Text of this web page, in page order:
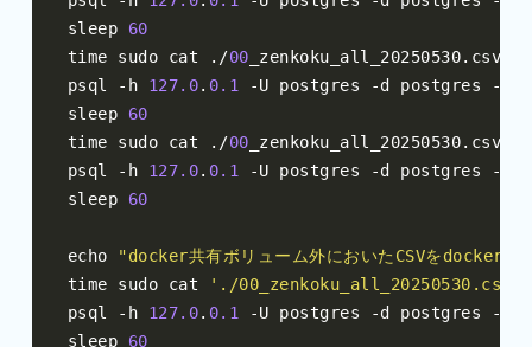
sleep 60
time sudo cat
./00 _zenkoku_all_20250530. csv
psql
- h 127.0. 0.1 -U postgres -d postgres -
sleep 60
time sudo cat
./00 _zenkoku_all_20250530. csv
psql
- h 127.0. 0.1 -U postgres -d postgres -
sleep 60
echo
"docker共有ボリューム外においたCSVをdocker
time sudo cat
'./00_zenkoku_all_20250530.csv'
psql
- h 127.0. 0.1 -U postgres -d postgres -
sleep 60